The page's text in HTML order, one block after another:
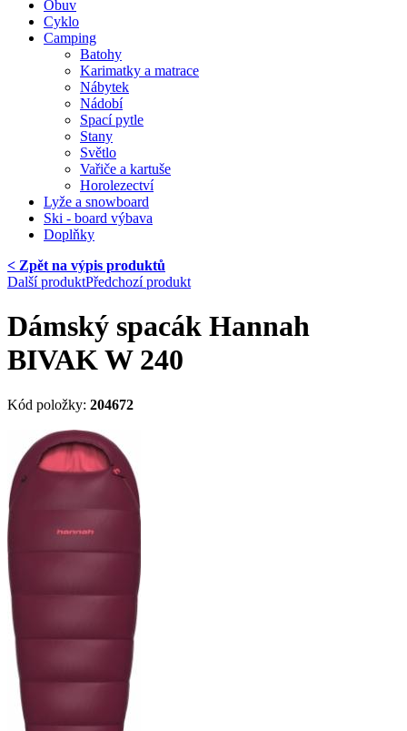
Obuv
Cyklo
Camping
Batohy
Karimatky a matrace
Nábytek
Nádobí
Spací pytle
Stany
Světlo
Vařiče a kartuše
Horolezectví
Lyže a snowboard
Ski - board výbava
Doplňky
< Zpět na výpis produktů
Další produktPředchozí produkt
Dámský spacák Hannah
BIVAK W 240
Kód položky: 204672